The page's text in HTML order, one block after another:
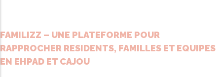
FAMILIZZ – UNE PLATEFORME POUR
RAPPROCHER RESIDENTS, FAMILLES ET EQUIPES
EN EHPAD ET CAJOU